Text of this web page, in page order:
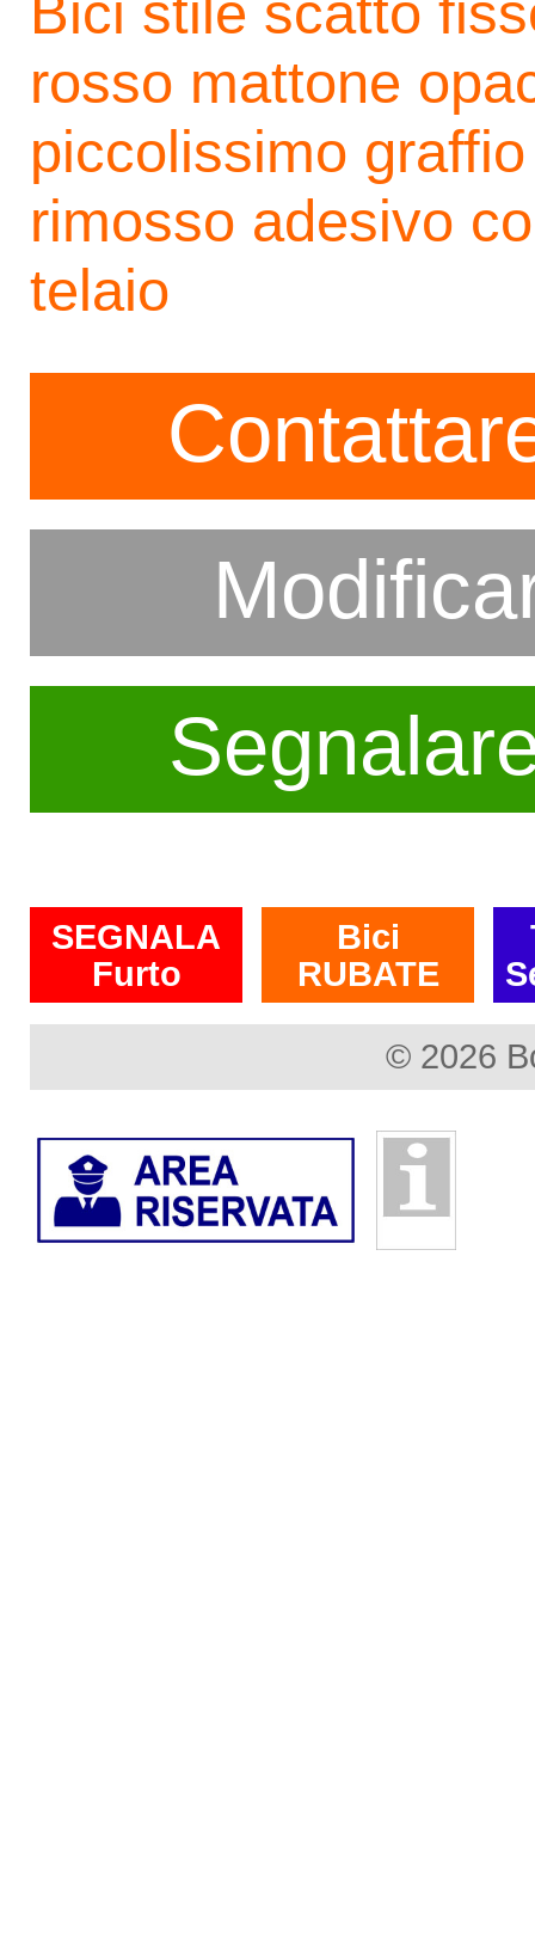
Bici stile scatto
rosso mattone
piccolissimo
rimosso adesivo
telaio
SEGNALA
Furto
Bici
RUBATE
© 2026